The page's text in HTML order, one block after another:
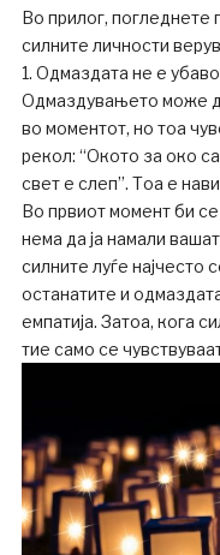
Во прилог, погледнете
силните личности
1. Одмаздата не е
Одмаздувањето може
во моментот, но тоа
рекол: “Окото за око
свет е слеп”. Тоа е
Во првиот момент би
нема да ја намали
силните луѓе најчесто
останатите и
емпатија. Затоа, кога
тие само се